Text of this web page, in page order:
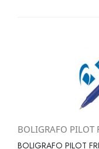
BOLIGRAFO PILOT
BOLIGRAFO PILOT